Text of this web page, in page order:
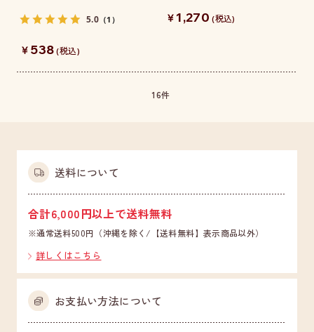
5.0 （1）
￥538 (税込)
￥1,270 (税込)
16件
送料について
合計6,000円以上で送料無料
※通常送料500円（沖縄を除く/【送料無料】表示商品以外）
詳しくはこちら
お支払い方法について